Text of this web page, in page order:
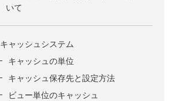
いて
キャッシュシステム
キャッシュの単位
キャッシュ保存先と設定方法
ビュー単位のキャッシュ